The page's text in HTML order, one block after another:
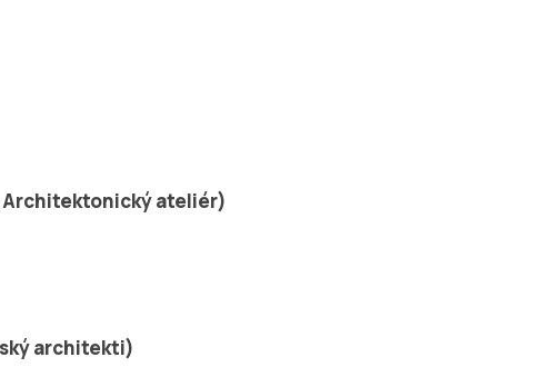
Architektonický ateliér)
architekti)